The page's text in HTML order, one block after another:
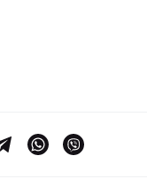
решению
устойчив к
Изделие